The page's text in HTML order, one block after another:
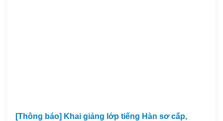
[Thông báo] Khai giảng lớp tiếng Hàn sơ cấp,